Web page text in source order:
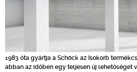
1983 óta gyártja a Schöck az Isokorb
abban az időben egy teljesen új lehetőséget